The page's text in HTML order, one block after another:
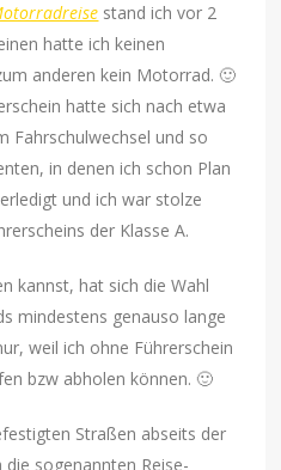
stand ich vor 2
hatte ich keinen
anderen kein Motorrad. 🙂
hatte sich nach etwa
Fahrschulwechsel und so
in denen ich schon Plan
und ich war stolze
der Klasse A.
kannst, hat sich die Wahl
mindestens genauso lange
weil ich ohne Führerschein
bzw abholen können. 🙂
Straßen abseits der
sogenannten Reise-